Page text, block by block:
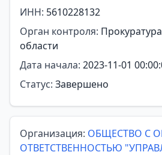
ИНН: 5610228132
Орган контроля:
области
Дата начала: 2023-11-01
Статус: Завершено
Организация: ОБЩЕСТВО С
ОТВЕТСТВЕННОСТЬЮ